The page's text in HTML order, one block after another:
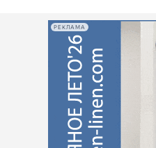
РЕКЛАМА